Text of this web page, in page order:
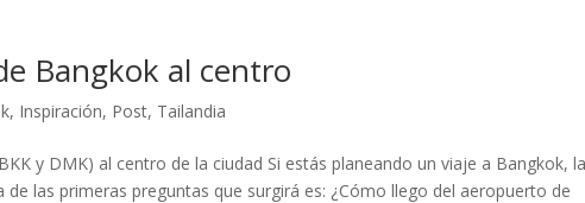
Bangkok al centro
, Inspiración, Post, Tailandia
y DMK) al centro de la ciudad Si estás planeando un viaje a Bangkok,
las primeras preguntas que surgirá es: ¿Cómo llego del aeropuerto de